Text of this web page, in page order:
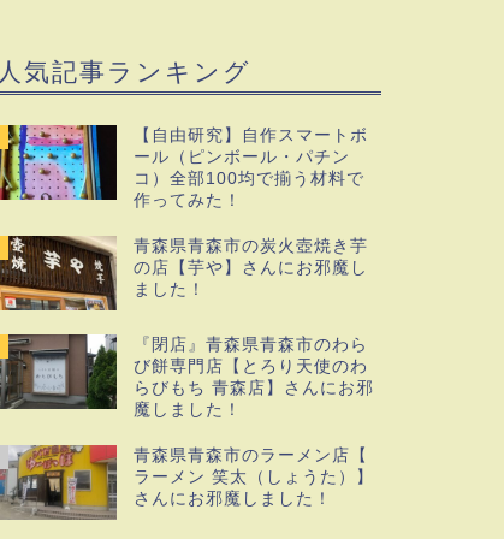
人気記事ランキング
【自由研究】自作スマートボ
ール（ピンボール・パチン
コ）全部100均で揃う材料で
作ってみた！
青森県青森市の炭火壺焼き芋
の店【芋や】さんにお邪魔し
ました！
『閉店』青森県青森市のわら
び餅専門店【とろり天使のわ
らびもち 青森店】さんにお邪
魔しました！
青森県青森市のラーメン店【
ラーメン 笑太（しょうた）】
さんにお邪魔しました！